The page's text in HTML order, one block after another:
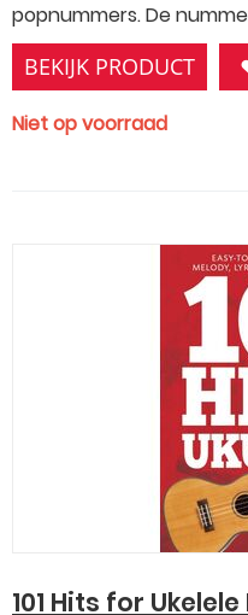
popnummers. De
Niet op voorraad
BEKIJK PRODUCT
101 Hits for